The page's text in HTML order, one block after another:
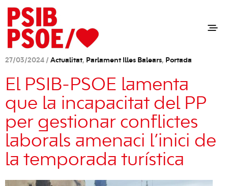
27/03/2024 / Actualitat, Parlament Illes Balears, Portada
El PSIB-PSOE lamenta
que la incapacitat del PP
per gestionar conflictes
laborals amenaci l’inici de
la temporada turística